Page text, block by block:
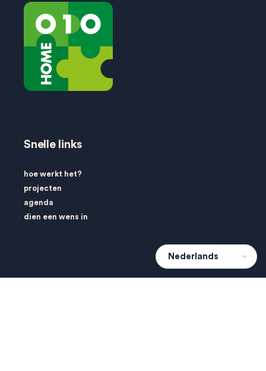
Snelle links
hoe werkt het?
projecten
agenda
dien een wens in